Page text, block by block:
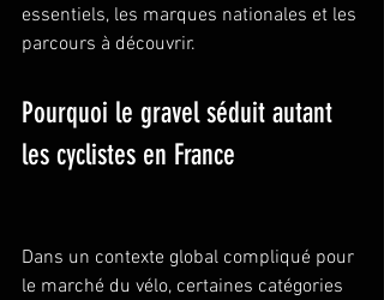
essentiels, les marques nationales et les
parcours à découvrir.
Pourquoi le gravel séduit autant
les cyclistes en France
Dans un contexte global compliqué pour
le marché du vélo, certaines catégories